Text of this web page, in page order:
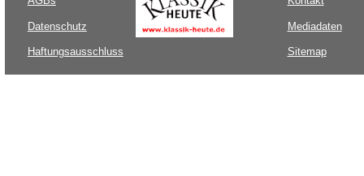
Datenschutz
Haftungsausschluss
Mediadaten
Sitemap